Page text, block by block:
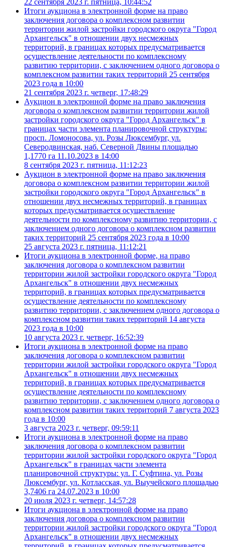
22 сентября 2023 г. пятница, 10:44:52
Итоги аукциона в электронной форме на право
заключения договора о комплексном развитии
территории жилой застройки городского округа "Город
Архангельск" в отношении двух несмежных
территорий, в границах которых предусматривается
осуществление деятельности по комплексному
развитию территории, с заключением одного договора о
комплексном развитии таких территорий 25 сентября
2023 года в 10:00
21 сентября 2023 г. четверг, 17:48:29
Аукцион в электронной форме на право заключения
договора о комплексном развитии территории жилой
застройки городского округа "Город Архангельск" в
границах части элемента планировочной структуры:
просп. Ломоносова, ул. Розы Люксембург, ул.
Северодвинская, наб. Северной Двины площадью
1,1770 га 11.10.2023 в 14:00
8 сентября 2023 г. пятница, 11:12:23
Аукцион в электронной форме на право заключения
договора о комплексном развитии территории жилой
застройки городского округа "Город Архангельск" в
отношении двух несмежных территорий, в границах
которых предусматривается осуществление
деятельности по комплексному развитию территории, с
заключением одного договора о комплексном развитии
таких территорий 25 сентября 2023 года в 10:00
25 августа 2023 г. пятница, 11:12:21
Итоги аукциона в электронной форме, на право
заключения договора о комплексном развитии
территории жилой застройки городского округа "Город
Архангельск" в отношении двух несмежных
территорий, в границах которых предусматривается
осуществление деятельности по комплексному
развитию территории, с заключением одного договора о
комплексном развитии таких территорий 14 августа
2023 года в 10:00
10 августа 2023 г. четверг, 16:52:39
Итоги аукциона в электронной форме на право
заключения договора о комплексном развитии
территории жилой застройки городского округа "Город
Архангельск" в отношении двух несмежных
территорий, в границах которых предусматривается
осуществление деятельности по комплексному
развитию территории, с заключением одного договора о
комплексном развитии таких территорий 7 августа 2023
года в 10:00
3 августа 2023 г. четверг, 09:59:11
Итоги аукциона в электронной форме на право
заключения договора о комплексном развитии
территории жилой застройки городского округа "Город
Архангельск" в границах части элемента
планировочной структуры: ул. Г. Суфтина, ул. Розы
Люксембург, ул. Котласская, ул. Выучейского площадью
3,7406 га 24.07.2023 в 10:00
20 июля 2023 г. четверг, 14:57:28
Итоги аукциона в электронной форме на право
заключения договора о комплексном развитии
территории жилой застройки городского округа "Город
Архангельск" в отношении двух несмежных